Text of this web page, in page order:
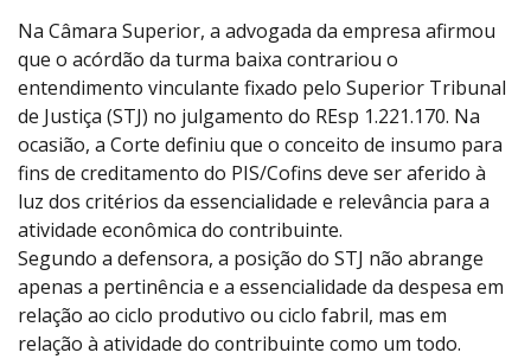
Na Câmara Superior, a advogada da empresa afirmou
que o acórdão da turma baixa contrariou o
entendimento vinculante fixado pelo Superior Tribunal
de Justiça (STJ) no julgamento do REsp 1.221.170. Na
ocasião, a Corte definiu que o conceito de insumo para
fins de creditamento do PIS/Cofins deve ser aferido à
luz dos critérios da essencialidade e relevância para a
atividade econômica do contribuinte.
Segundo a defensora, a posição do STJ não abrange
apenas a pertinência e a essencialidade da despesa em
relação ao ciclo produtivo ou ciclo fabril, mas em
relação à atividade do contribuinte como um todo.